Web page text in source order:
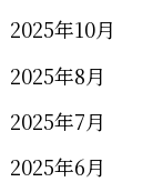
2025年10月
2025年8月
2025年7月
2025年6月